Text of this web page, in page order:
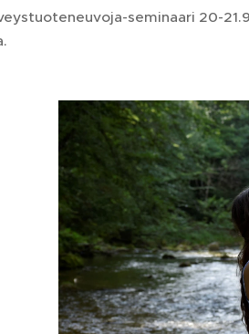
seminaari 20-